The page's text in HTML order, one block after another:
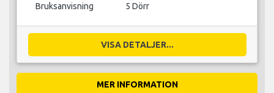
Bruksanvisning 5 Dörr
VISA DETALJER...
MER INFORMATION